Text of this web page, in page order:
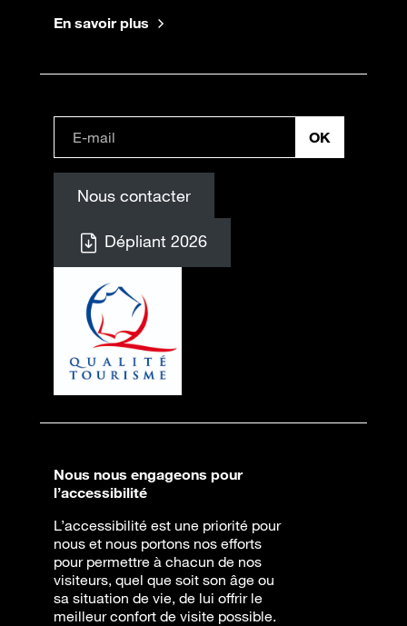
En savoir plus
Nous contacter
Dépliant 2026
Nous nous engageons pour
l’accessibilité
L’accessibilité est une priorité pour
nous et nous portons nos efforts
pour permettre à chacun de nos
visiteurs, quel que soit son âge ou
sa situation de vie, de lui offrir le
meilleur confort de visite possible.